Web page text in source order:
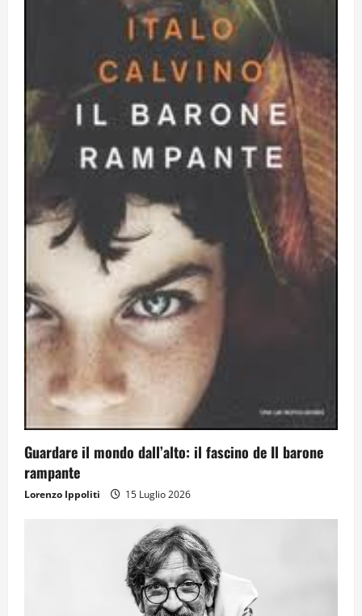
Guardare il mondo dall’alto: il fascino de Il barone
rampante
Lorenzo Ippoliti 15 Luglio 2026